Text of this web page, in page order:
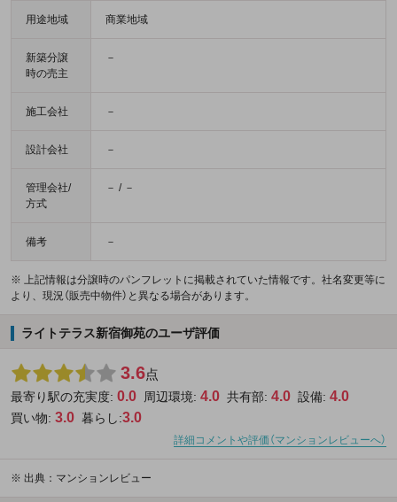
用途地域 商業地域
新築分譲
時の売主
－
施工会社 －
設計会社 －
管理会社/
方式
－ / －
備考 －
※ 上記情報は分譲時のパンフレットに掲載されていた情報です。社名変更等に
より、現況（販売中物件）と異なる場合があります。
ライトテラス新宿御苑のユーザ評価
3.6点
最寄り駅の充実度: 0.0 周辺環境: 4.0 共有部: 4.0 設備: 4.0
買い物: 3.0 暮らし:3.0
詳細コメントや評価（マンションレビューへ）
※ 出典：マンションレビュー